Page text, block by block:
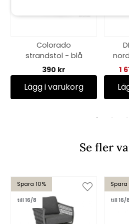
Colorado
strandstol - blå
390 kr
Lägg i varukorg
1
Se fler
Spara 10%
till 16/8
Spara
till 16/8